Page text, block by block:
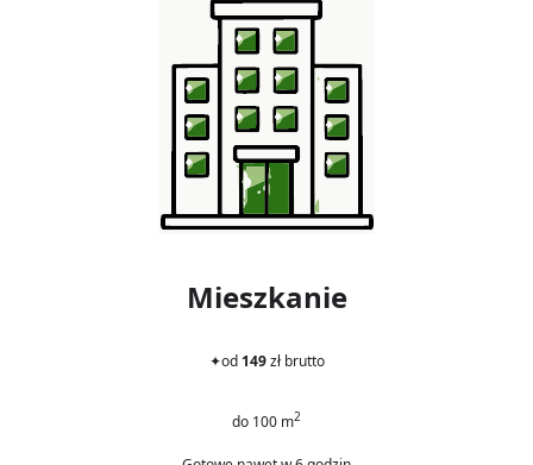
Mieszkanie
✦od 149zł brutto
do 100 m2